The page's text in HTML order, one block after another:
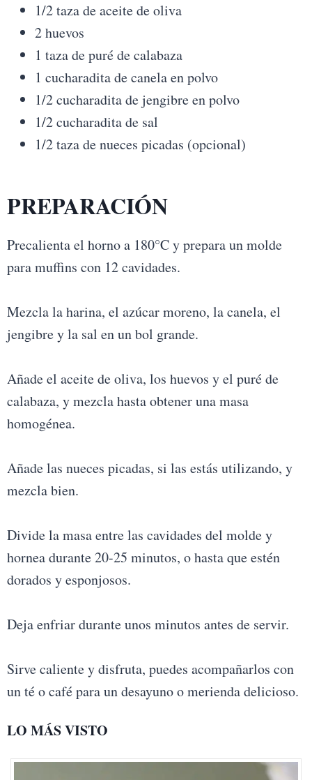
1/2 taza de aceite de oliva
2 huevos
1 taza de puré de calabaza
1 cucharadita de canela en polvo
1/2 cucharadita de jengibre en polvo
1/2 cucharadita de sal
1/2 taza de nueces picadas (opcional)
PREPARACIÓN
Precalienta el horno a 180°C y prepara un molde
para muffins con 12 cavidades.
Mezcla la harina, el azúcar moreno, la canela, el
jengibre y la sal en un bol grande.
Añade el aceite de oliva, los huevos y el puré de
calabaza, y mezcla hasta obtener una masa
homogénea.
Añade las nueces picadas, si las estás utilizando, y
mezcla bien.
Divide la masa entre las cavidades del molde y
hornea durante 20-25 minutos, o hasta que estén
dorados y esponjosos.
Deja enfriar durante unos minutos antes de servir.
Sirve caliente y disfruta, puedes acompañarlos con
un té o café para un desayuno o merienda delicioso.
LO MÁS VISTO